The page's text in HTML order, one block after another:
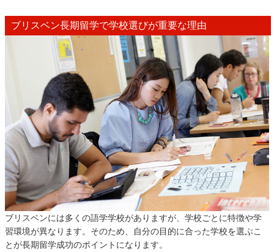
ブリスベン長期留学で学校選びが重要な理由
ブリスベンには多くの語学学校がありますが、学校ごとに特徴や学
習環境が異なります。そのため、自分の目的に合った学校を選ぶこ
とが長期留学成功のポイントになります。